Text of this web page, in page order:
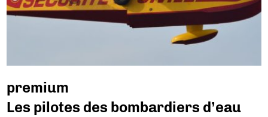
premium
Les pilotes des bombardiers d’eau